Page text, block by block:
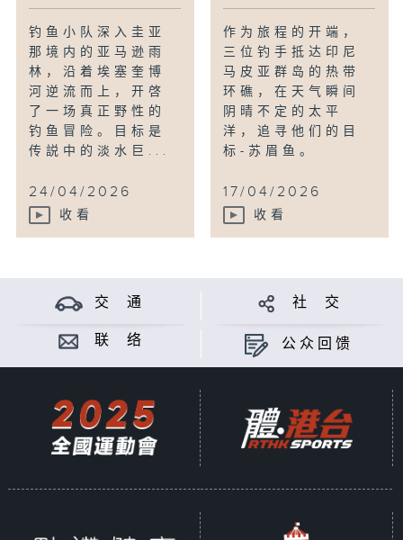
钓鱼小队深入圭亚
那境内的亚马逊雨
林，沿着埃塞奎博
河逆流而上，开啓
了一场真正野性的
钓鱼冒险。目标是
传説中的淡水巨...
24/04/2026
收看
作为旅程的开端，
三位钓手抵达印尼
马皮亚群岛的热带
环礁，在天气瞬间
阴晴不定的太平
洋，追寻他们的目
标-苏眉鱼。
17/04/2026
收看
交 通 社 交
联 络 公众回馈